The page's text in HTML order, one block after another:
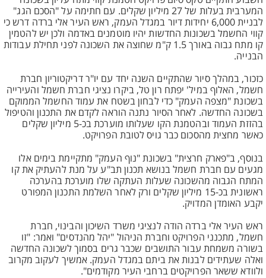
המערבית בעלות של 27 מיליון שקלים. עם חתימה על "הסכם הגג"
לבניית 6,000 יחידות דיור במגדל העמק, ראש העיר אלי ברדה דרש כי
קווי החשמל בשכונות החדשות יהיו מוטמנים באדמה ולכן יש להטמין
קו מתח גבוה באורך 1.5 ק"מ שחוצה את השכונה לפני תחילת עבודות
הבנייה.
כזכור, במהלך סיור שהתקיים השנה יחד עם יו"ר דריקטוריון חברת
חשמל, האלוף במיל' יפתח רון טל, ביקרו נציגי חברת חשמל והעירייה
בשכונת "מצפה העמק" כדי לבחון בשטח את עמוד החשמל הממוקם
בשכונה החדשה. לאחר הסיור נתנה הוראה לקדם את התכנון והטיפול
בהזזת העמוד ובהטמנת הקו שעלותו מוערכת בכ-5 מיליון שקלים
כאשר מחצית מהסכום כבר גויס לטובת הפרויקט.
בנוסף, ב"פארק חרצית" בשכונת "נוף העמק" מתקיימת בימים אלו
מגעים עם חברת חשמל בנושא תכנון תב"ע על מנת להעתיק את קו
המתח הגבוה מהשכונה שעלות העתקה שלו מוערכת בהערכה
ראשונית בכ-15 מיליון שקלים ורק לאחר השלמת התכנון המפורט
יקבע האומדן המדויק.
ראש העיר אלי ברדה הודה לנציגי משרד השיכון והבינוי, חברת
חשמל, מתכנני הפרויקט וחברת הניהול "יהל מהנדסים" ואמר: "זו
בשורה משמחת עבור התושבים שכבר גרים בסמוך לשכונה החדשה
ואלה שעתידים לבנות את ביתם במגדל העמק. אמשיך לעקוב מקרוב
ולוודא ששאר הפרויקטים ברחבי העיר מקודמים".